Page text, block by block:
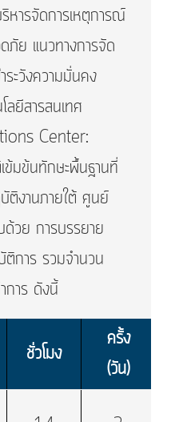
หารจัดการเหตุการณ์
ภัย แนวทางการจัด
ะวังความมั่นคง
ลยีสารสนเทศ
Center:
ข้มข้นทักษะพื้นฐานที่
ติงานภายใต้ ศูนย์
วย การบรรยาย
การ รวมจำนวน
าร ดังนี้
ชั่วโมง
ครั้ง
(วัน)